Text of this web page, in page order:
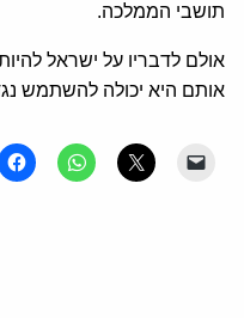
תושבי הממלכה.
אולם לדבריו על ישראל
אותם היא יכולה להשתמש